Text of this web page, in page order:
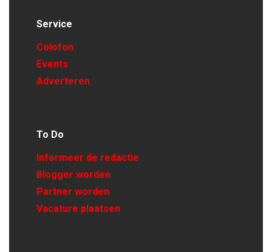
Service
Colofon
Events
Adverteren
To Do
Informeer de redactie
Blogger worden
Partner worden
Vacature plaatsen